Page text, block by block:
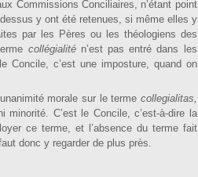
Commissions Conciliaires, n’étant point
y ont été retenues, si même elles y
par les Pères ou les théologiens des
collé­gialité n’est pas entré dans les
Concile, c’est une imposture, quand on
morale sur le terme collegialitas,
C’est le Concile, c’est-à-dire la
ce terme, et l’absence du terme fait
donc y regarder de plus près.